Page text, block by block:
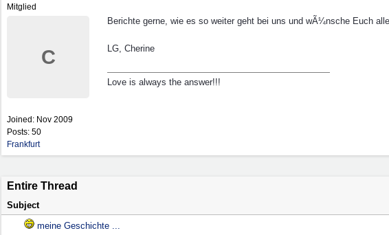
Mitglied
C
Joined: Nov 2009
Posts: 50
Frankfurt
Berichte gerne, wie es so weiter geht bei uns und wÃ¼nsche Euch
LG, Cherine
Love is always the answer!!!
Entire Thread
Subject
meine Geschichte ...